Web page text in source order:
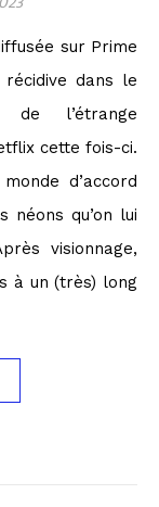
récidive dans le
de l’étrange
cette fois-ci.
d’accord
néons qu’on lui
visionnage,
à un (très) long